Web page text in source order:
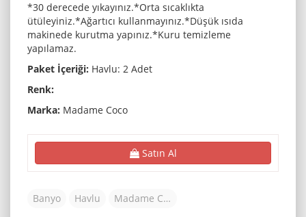
*30 derecede yıkayınız.*Orta sıcaklıkta
ütüleyiniz.*Ağartıcı kullanmayınız.*Düşük ısıda
makinede kurutma yapınız.*Kuru temizleme
yapılamaz.
Paket İçeriği: Havlu: 2 Adet
Renk:
Marka: Madame Coco
Satın Al
Banyo Havlu Madame Coco